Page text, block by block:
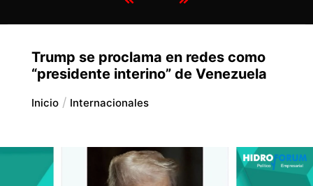
Trump se proclama en redes como
“presidente interino” de Venezuela
Inicio Internacionales